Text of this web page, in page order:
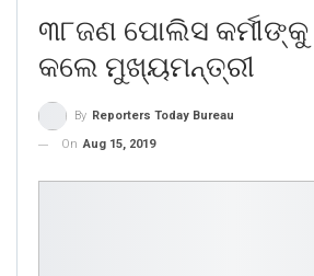
୩୮ଜଣ ପୋଲିସ
କଲେ ମୁଖ୍ୟମନ୍ତ୍ରୀ
By Reporters Today Bureau
On Aug 15, 2019